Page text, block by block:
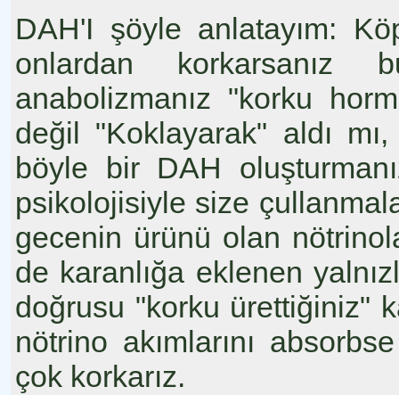
DAH'I şöyle anlatayım:
onlardan korkarsanız
anabolizmanız "korku
değil "Koklayarak" aldı
böyle bir DAH
psikolojisiyle size
gecenin ürünü olan
de karanlığa eklenen
doğrusu "korku ürettiğiniz"
nötrino akımlarını
çok korkarız.